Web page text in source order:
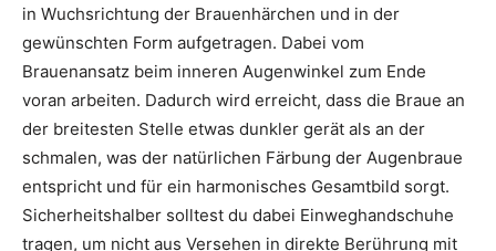
in Wuchsrichtung der Brauenhärchen und in der
gewünschten Form aufgetragen. Dabei vom
Brauenansatz beim inneren Augenwinkel zum Ende
voran arbeiten. Dadurch wird erreicht, dass die Braue an
der breitesten Stelle etwas dunkler gerät als an der
schmalen, was der natürlichen Färbung der Augenbraue
entspricht und für ein harmonisches Gesamtbild sorgt.
Sicherheitshalber solltest du dabei Einweghandschuhe
tragen, um nicht aus Versehen in direkte Berührung mit